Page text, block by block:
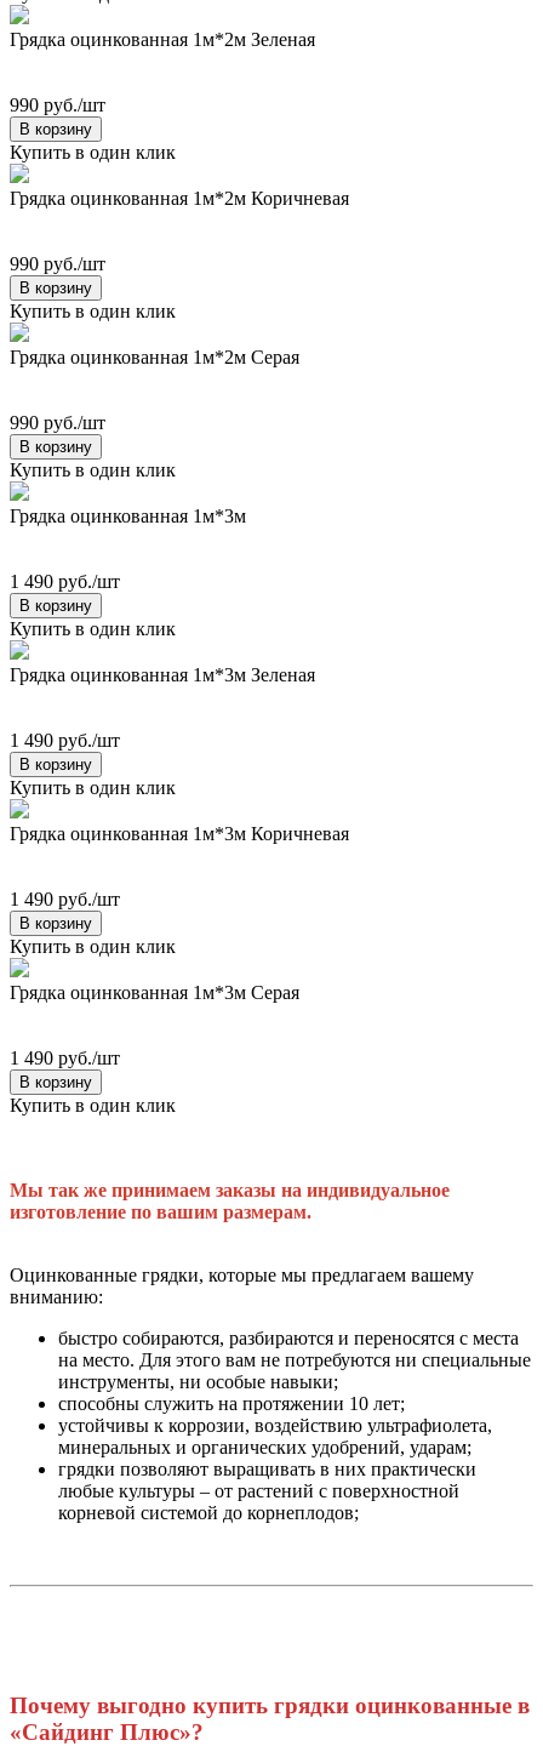
Грядка оцинкованная 1м*2м Зеленая
990 руб./шт
В корзину
Купить в один клик
Грядка оцинкованная 1м*2м Коричневая
990 руб./шт
В корзину
Купить в один клик
Грядка оцинкованная 1м*2м Серая
990 руб./шт
В корзину
Купить в один клик
Грядка оцинкованная 1м*3м
1 490 руб./шт
В корзину
Купить в один клик
Грядка оцинкованная 1м*3м Зеленая
1 490 руб./шт
В корзину
Купить в один клик
Грядка оцинкованная 1м*3м Коричневая
1 490 руб./шт
В корзину
Купить в один клик
Грядка оцинкованная 1м*3м Серая
1 490 руб./шт
В корзину
Купить в один клик
Мы так же принимаем заказы на индивидуальное
изготовление по вашим размерам.
Оцинкованные грядки, которые мы предлагаем вашему
вниманию:
быстро собираются, разбираются и переносятся с места
на место. Для этого вам не потребуются ни специальные
инструменты, ни особые навыки;
способны служить на протяжении 10 лет;
устойчивы к коррозии, воздействию ультрафиолета,
минеральных и органических удобрений, ударам;
грядки позволяют выращивать в них практически
любые культуры – от растений с поверхностной
корневой системой до корнеплодов;
Почему выгодно купить грядки оцинкованные в
«Сайдинг Плюс»?